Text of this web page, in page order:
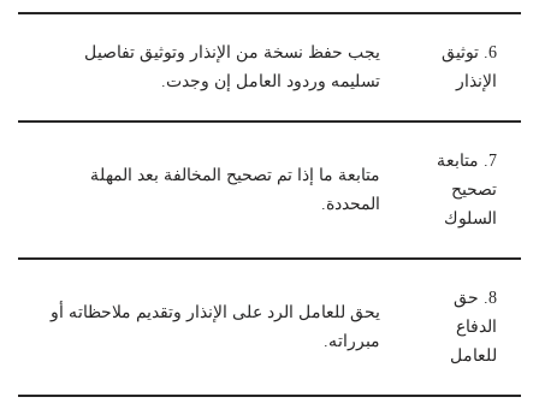
6. توثيق
الإنذار
يجب حفظ نسخة من الإنذار وتوثيق تفاصيل
تسليمه وردود العامل إن وجدت.
7. متابعة
تصحيح
السلوك
متابعة ما إذا تم تصحيح المخالفة بعد المهلة
المحددة.
8. حق
الدفاع
للعامل
يحق للعامل الرد على الإنذار وتقديم ملاحظاته أو
مبرراته.